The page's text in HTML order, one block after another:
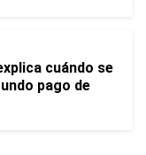
cuándo se
pago de